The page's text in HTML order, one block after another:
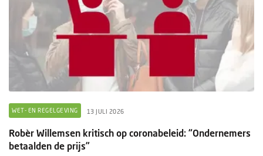
WET- EN REGELGEVING 13 JULI 2026
Robèr Willemsen kritisch op coronabeleid: “Ondernemers
betaalden de prijs”